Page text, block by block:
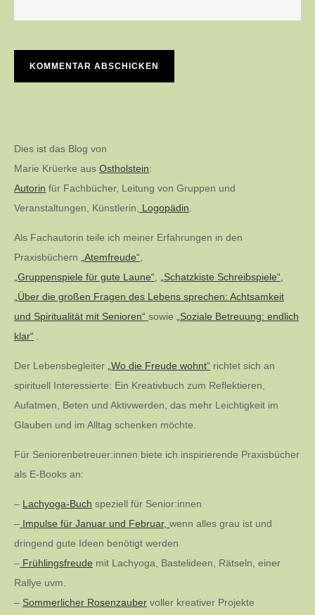
Dies ist das Blog von
Marie Krüerke aus Ostholstein:
Autorin für Fachbücher, Leitung von Gruppen und
Veranstaltungen, Künstlerin,
Logopädin
Als Fachautorin teile ich meiner Erfahrungen in den
Praxisbüchern
„Atemfreude“
„Gruppenspiele für gute Laune“
„Schatzkiste Schreibspiele“,
„Über die großen Fragen des Lebens sprechen: Achtsamkeit
und Spiritualität mit Senioren“ sowie
„Soziale Betreuung: endlich
klar“
Der Lebensbegleiter „Wo die Freude wohnt“ richtet sich an
spirituell Interessierte: Ein Kreativbuch zum Reflektieren,
Aufatmen, Beten und Aktivwerden, das mehr Leichtigkeit im
Glauben und im Alltag schenken möchte.
Für Seniorenbetreuer:innen biete ich inspirierende Praxisbücher
als E-Books an:
– Lachyoga-Buch speziell für Senior:innen
– Impulse für Januar und Februar, wenn alles grau ist und
dringend gute Ideen benötigt werden
– Frühlingsfreude mit Lachyoga, Bastelideen, Rätseln, einer
Rallye uvm.
– Sommerlicher Rosenzauber voller kreativer Projekte